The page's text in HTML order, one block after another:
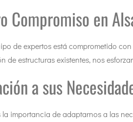
Compromiso en
de expertos está comprometido
de estructuras existentes, nos
a sus
la importancia de adaptarnos a las